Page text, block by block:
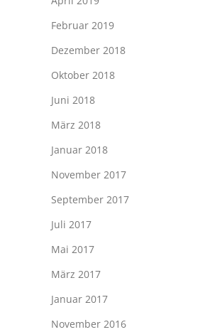
Februar 2019
Dezember 2018
Oktober 2018
Juni 2018
März 2018
Januar 2018
November 2017
September 2017
Juli 2017
Mai 2017
März 2017
Januar 2017
November 2016